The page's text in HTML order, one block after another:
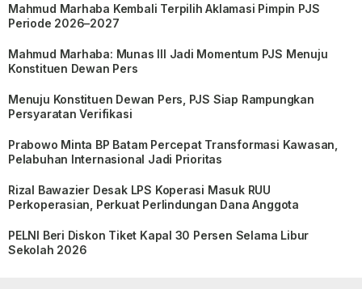
Mahmud Marhaba Kembali Terpilih Aklamasi Pimpin PJS
Periode 2026–2027
Mahmud Marhaba: Munas III Jadi Momentum PJS Menuju
Konstituen Dewan Pers
Menuju Konstituen Dewan Pers, PJS Siap Rampungkan
Persyaratan Verifikasi
Prabowo Minta BP Batam Percepat Transformasi Kawasan,
Pelabuhan Internasional Jadi Prioritas
Rizal Bawazier Desak LPS Koperasi Masuk RUU
Perkoperasian, Perkuat Perlindungan Dana Anggota
PELNI Beri Diskon Tiket Kapal 30 Persen Selama Libur
Sekolah 2026